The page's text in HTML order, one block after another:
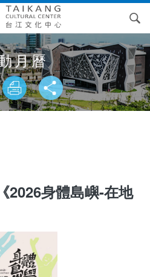
對‧庄頭看戲
共遊
二百年
的港灣
月曆
，社群分享工具列
2026身體島嶼-在地